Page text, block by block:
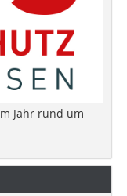
Jahr rund um